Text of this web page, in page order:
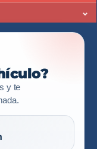
⌄
y te